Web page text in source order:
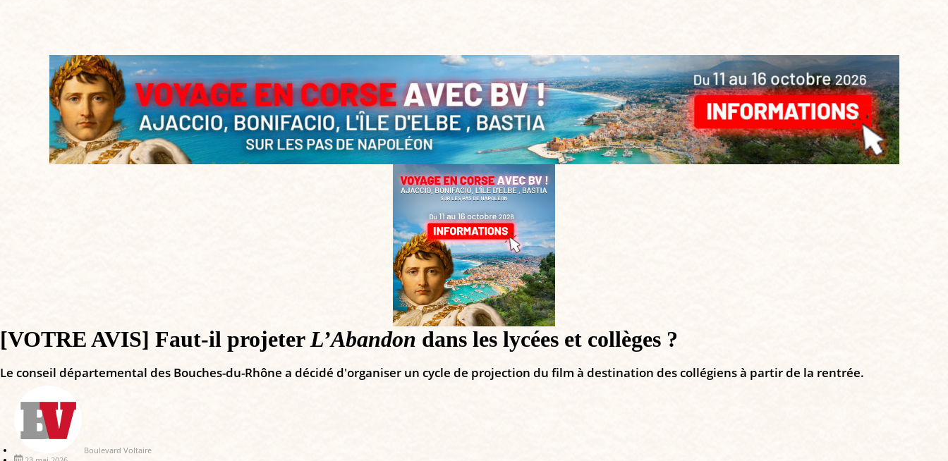
[VOTRE AVIS] Faut-il projeterL’Abandon dans les lycées et collèges ?
Le conseil départemental des Bouches-du-Rhône a décidé d'organiser un cycle de projection du film à destination des collégiens à partir de la rentrée.
Boulevard Voltaire